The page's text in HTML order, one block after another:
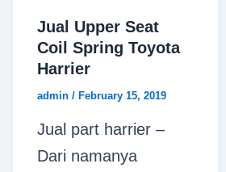
Jual Upper Seat
Coil Spring Toyota
Harrier
admin/ February 15, 2019
Jual part harrier –
Dari namanya